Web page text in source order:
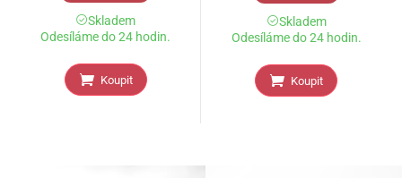
Skladem
Odesíláme do 24 hodin.
Koupit
Skladem
Odesíláme do 24 hodin.
Koupit